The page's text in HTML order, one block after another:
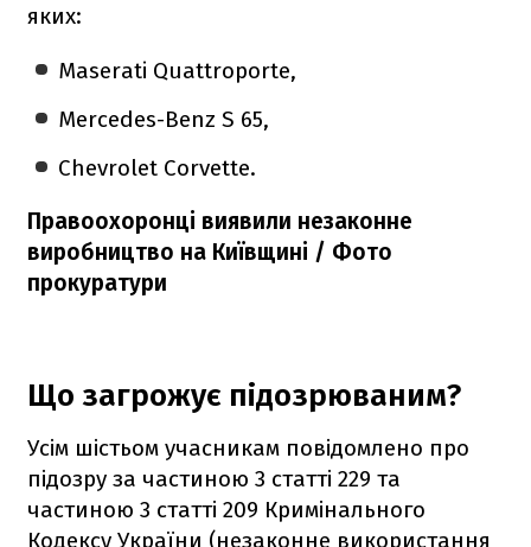
яких:
Maserati Quattroporte,
Mercedes-Benz S 65,
Chevrolet Corvette.
Правоохоронці виявили незаконне
виробництво на Київщині / Фото
прокуратури
Що загрожує підозрюваним?
Усім шістьом учасникам повідомлено про
підозру за частиною 3 статті 229 та
частиною 3 статті 209 Кримінального
Кодексу України (незаконне використання